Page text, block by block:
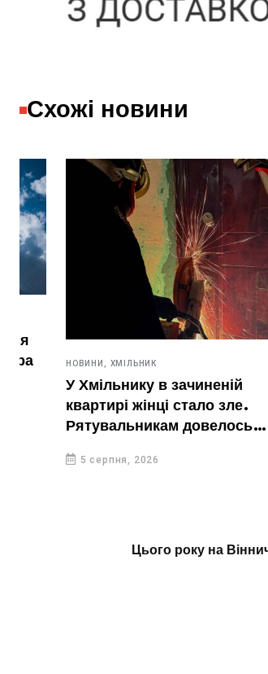
Схожі новини
НОВИНИ, ХМІЛЬНИК
У Хмільнику в зачиненій
квартирі жінці стало зле.
Рятувальникам довелось
5 серпня, 2026
Цього року на